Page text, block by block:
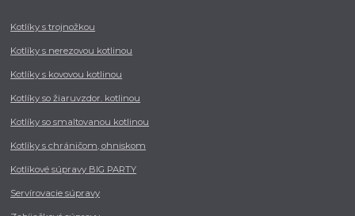
Kotlíky s trojnožkou
Kotlíky s nerezovou kotlinou
Kotlíky s kovovou kotlinou
Kotlíky so žiaruvzdor. kotlinou
Kotlíky so smaltovanou kotlinou
Kotlíky s chráničom, ohniskom
Kotlíkové súpravy BIG PARTY
Servírovacie súpravy